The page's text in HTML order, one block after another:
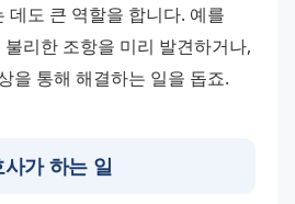
데도 큰 역할을 합니다. 예를
리한 조항을 미리 발견하거나,
을 통해 해결하는 일을 돕죠.
가 하는 일